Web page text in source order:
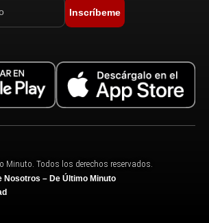
Inscríbeme
Minuto. Todos los derechos reservados.
Nosotros – De Último Minuto